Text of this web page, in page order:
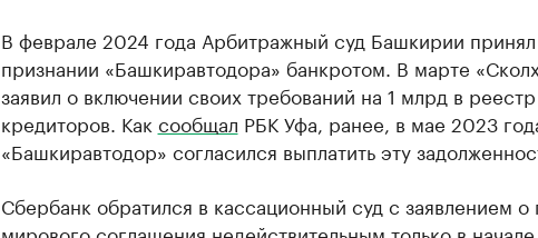
В феврале 2024 года Арбитражный суд Башкирии принял
признании «Башкиравтодора» банкротом. В марте
заявил о включении своих требований на 1 млрд в
кредиторов. Как сообщал РБК Уфа, ранее, в мае 2023
«Башкиравтодор» согласился выплатить эту
Сбербанк обратился в кассационный суд с заявлением о